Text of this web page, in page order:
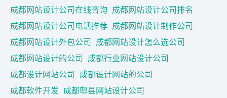
成都网站设计公司在线咨询 成都网站设计公司排名
成都网站设计公司电话推荐 成都网站设计制作公司
成都网站设计外包公司 成都网站设计怎么选公司
成都网站设计的公司 成都行业网站设计公司
成都设计网站公司 成都设计网站的公司
成都软件开发 成都郫县网站设计公司